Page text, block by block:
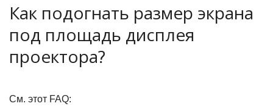
Как подогнать размер экрана
под площадь дисплея
проектора?
См. этот FAQ: